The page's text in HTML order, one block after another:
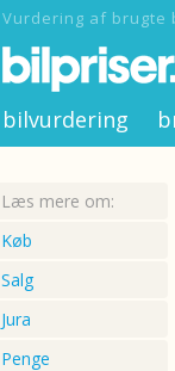
Vurdering af brugte
bilvurdering
Læs mere om:
Køb
Salg
Jura
Penge